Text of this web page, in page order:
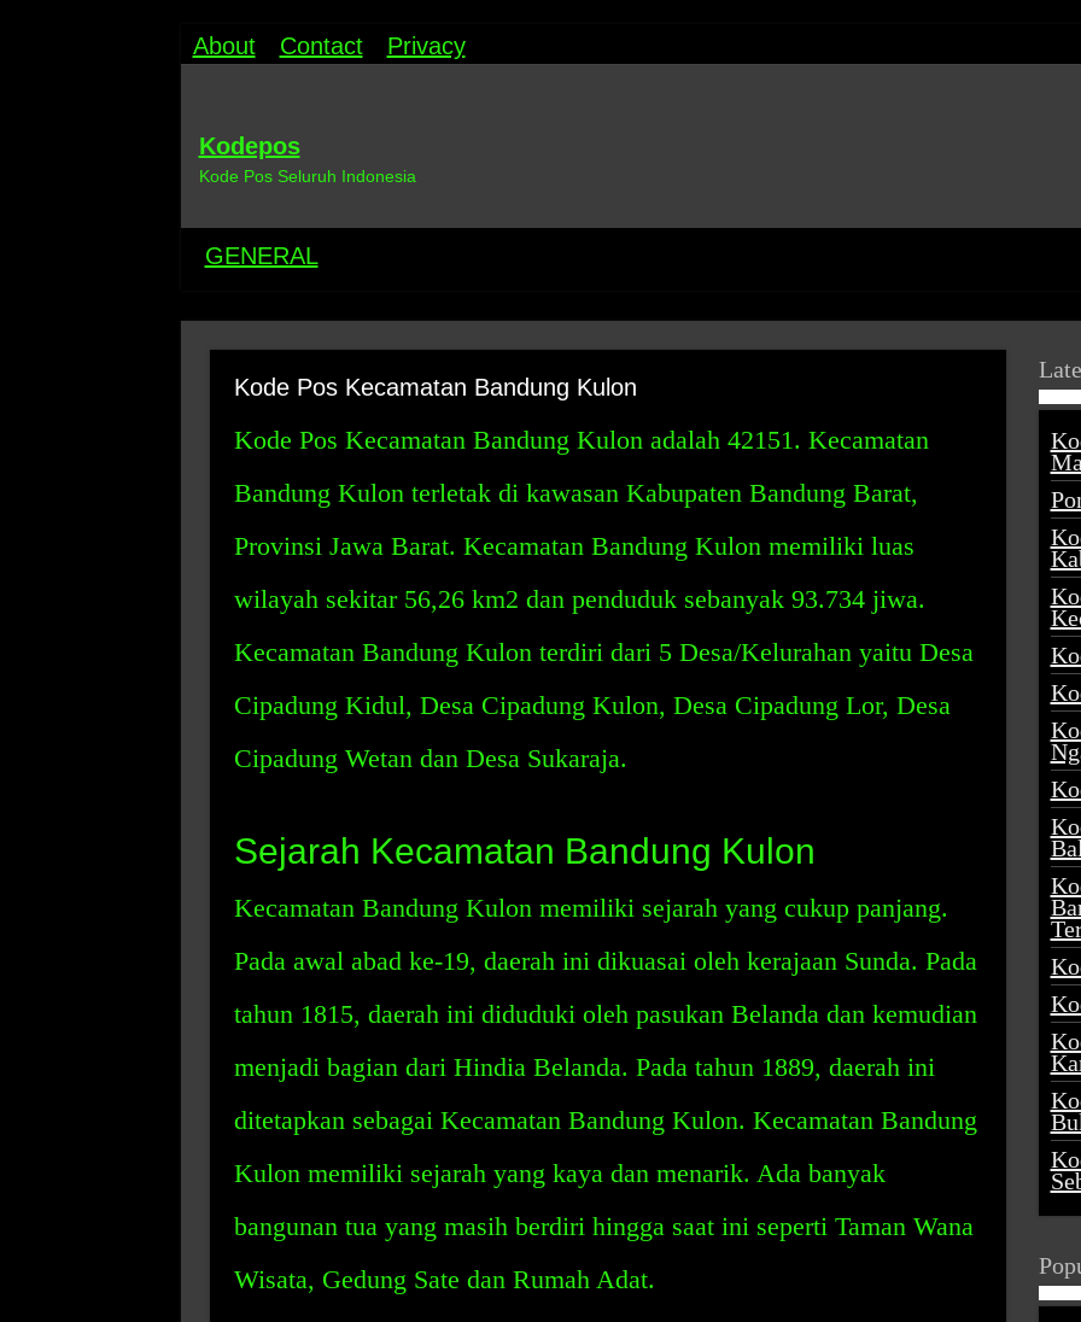
About Contact Privacy
Kodepos
Kode Pos Seluruh Indonesia
GENERAL
Kode Pos Kecamatan Bandung Kulon
Kode Pos Kecamatan Bandung Kulon adalah 42151. Kecamatan
Bandung Kulon terletak di kawasan Kabupaten Bandung Barat,
Provinsi Jawa Barat. Kecamatan Bandung Kulon memiliki luas
wilayah sekitar 56,26 km2 dan penduduk sebanyak 93.734 jiwa.
Kecamatan Bandung Kulon terdiri dari 5 Desa/Kelurahan yaitu Desa
Cipadung Kidul, Desa Cipadung Kulon, Desa Cipadung Lor, Desa
Cipadung Wetan dan Desa Sukaraja.
Sejarah Kecamatan Bandung Kulon
Kecamatan Bandung Kulon memiliki sejarah yang cukup panjang.
Pada awal abad ke-19, daerah ini dikuasai oleh kerajaan Sunda. Pada
tahun 1815, daerah ini diduduki oleh pasukan Belanda dan kemudian
menjadi bagian dari Hindia Belanda. Pada tahun 1889, daerah ini
ditetapkan sebagai Kecamatan Bandung Kulon. Kecamatan Bandung
Kulon memiliki sejarah yang kaya dan menarik. Ada banyak
bangunan tua yang masih berdiri hingga saat ini seperti Taman Wana
Wisata, Gedung Sate dan Rumah Adat.